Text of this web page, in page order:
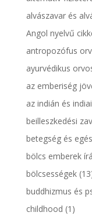
alvászavar és
Angol nyelvű
antropozófus
ayurvédikus
az emberiség
az indián és
beilleszkedési
betegség és
bölcs emberek
bölcsességek
buddhizmus és
childhood (1)